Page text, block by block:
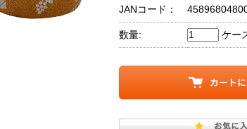
JANコード：
数量: ケー